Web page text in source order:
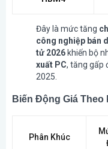
Đây là mức tăng
công nghiệp bán
tử 2026 khiến bộ
xuất PC, tăng gấp
2025.
Biến Động Giá Theo
Phân Khúc